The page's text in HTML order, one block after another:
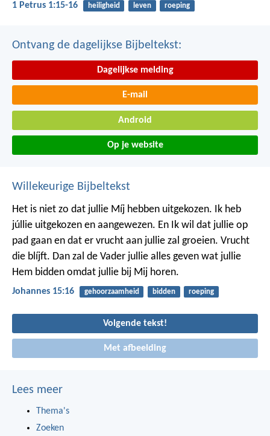
1 Petrus 1:15-16 heiligheid leven roeping
Ontvang de dagelijkse Bijbeltekst:
Dagelijkse melding
E-mail
Android
Op je website
Willekeurige Bijbeltekst
Het is niet zo dat jullie Míj hebben uitgekozen. Ik heb
júllie uitgekozen en aangewezen. En Ik wil dat jullie op
pad gaan en dat er vrucht aan jullie zal groeien. Vrucht
die blíjft. Dan zal de Vader jullie alles geven wat jullie
Hem bidden omdat jullie bij Mij horen.
Johannes 15:16 gehoorzaamheid bidden roeping
Volgende tekst!
Met afbeelding
Lees meer
Thema's
Zoeken